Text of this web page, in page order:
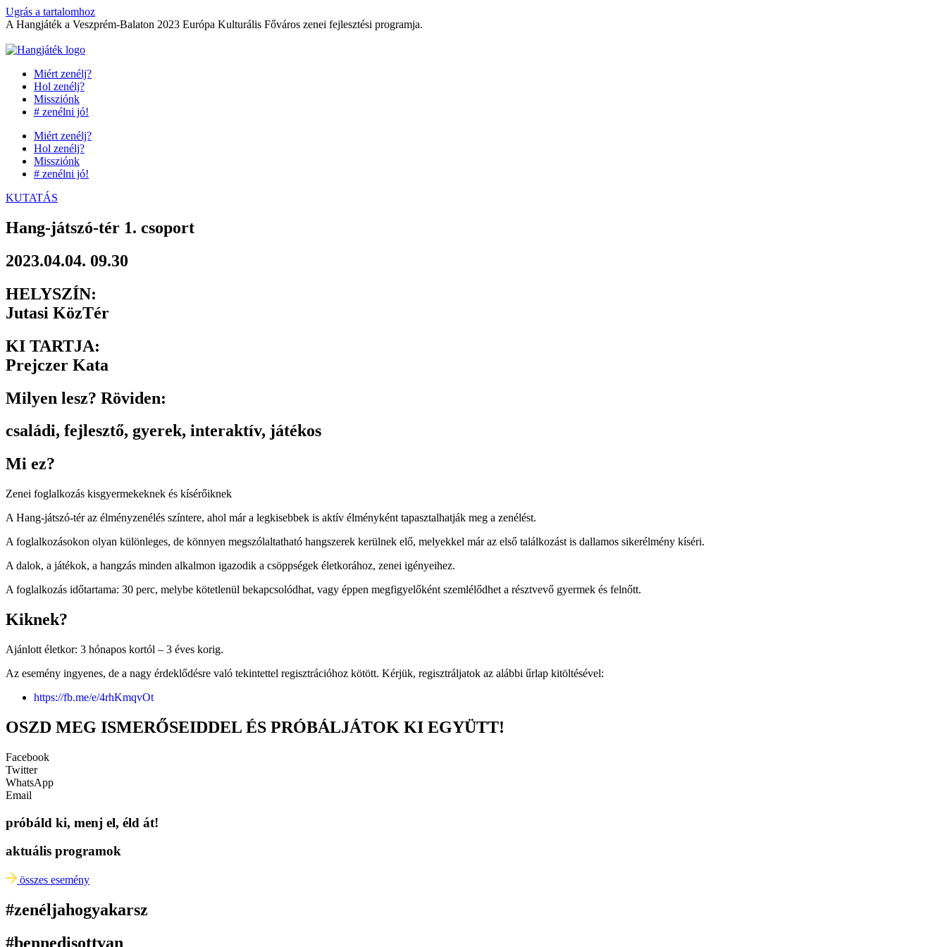
Ugrás a tartalomhoz
A Hangjáték a Veszprém-Balaton 2023 Európa Kulturális Főváros zenei fejlesztési programja.
Miért zenélj?
Hol zenélj?
Missziónk
# zenélni jó!
Miért zenélj?
Hol zenélj?
Missziónk
# zenélni jó!
KUTATÁS
Hang-játszó-tér 1. csoport
2023.04.04. 09.30
HELYSZÍN:
Jutasi KözTér
KI TARTJA:
Prejczer Kata
Milyen lesz? Röviden:
családi, fejlesztő, gyerek, interaktív, játékos
Mi ez?
Zenei foglalkozás kisgyermekeknek és kísérőiknek
A Hang-játszó-tér az élményzenélés színtere, ahol már a legkisebbek is aktív élményként tapasztalhatják meg a zenélést.
A foglalkozásokon olyan különleges, de könnyen megszólaltatható hangszerek kerülnek elő, melyekkel már az első találkozást is dallamos sikerélmény kíséri.
A dalok, a játékok, a hangzás minden alkalmon igazodik a csöppségek életkorához, zenei igényeihez.
A foglalkozás időtartama: 30 perc, melybe kötetlenül bekapcsolódhat, vagy éppen megfigyelőként szemlélődhet a résztvevő gyermek és felnőtt.
Kiknek?
Ajánlott életkor: 3 hónapos kortól – 3 éves korig.
Az esemény ingyenes, de a nagy érdeklődésre való tekintettel regisztrációhoz kötött. Kérjük, regisztráljatok az alábbi űrlap kitöltésével:
https://fb.me/e/4rhKmqvOt
OSZD MEG ISMERŐSEIDDEL ÉS PRÓBÁLJÁTOK KI EGYÜTT!
Facebook
Twitter
WhatsApp
Email
próbáld ki, menj el, éld át!
aktuális programok
összes esemény
#zenéljahogyakarsz
#bennedisottvan